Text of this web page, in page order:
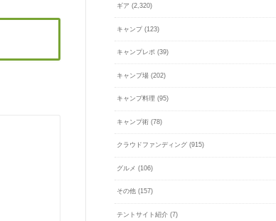
ギア (2,320)
キャンプ (123)
キャンプレポ (39)
キャンプ場 (202)
キャンプ料理 (95)
キャンプ術 (78)
クラウドファンディング (915)
グルメ (106)
その他 (157)
テントサイト紹介 (7)